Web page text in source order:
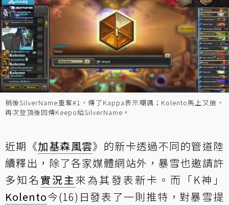
稍後SilverName重奪#1，傳了Kappa表示嘲諷；Kolento馬上又搶，
再次登頂後回傳Keepo給SilverName。
近期《加基森風雲》的新卡透過不同的管道陸
續釋出，除了各家媒體網站外，暴雪也邀請許
多知名 實況主來為其發表新卡。而「K神」
Kolento今(16)日發表了一則推特，對暴雪提